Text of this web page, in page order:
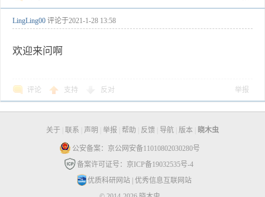
LingLing00 评论于2021-1-28 13:58
欢迎来问啊
评论 支持 反对 举报
关于 联系 声明 举报 帮助 反馈 导航 版本 晓木虫
公安备案：京公网安备11010802030280号
备案许可证号：京ICP备19032535号-4
优质科研网站| 优秀信息互联网站